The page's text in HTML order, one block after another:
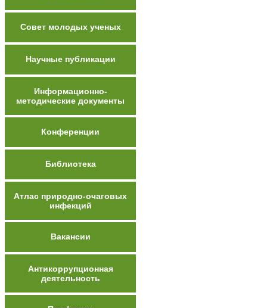
Совет молодых ученых
Научные публикации
Информационно-
методические документы
Конференции
Библиотека
Атлас природно-очаговых
инфекций
Вакансии
Антикоррупционная
деятельность